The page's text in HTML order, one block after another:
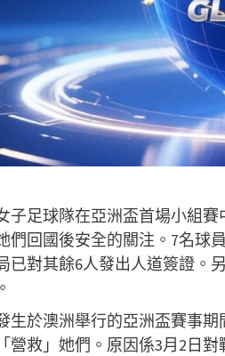
子足球隊在亞洲盃首場小組
們回國後安全的關注。7名球
已對其餘6人發出人道簽證。
生於澳洲舉行的亞洲盃賽事
營救」她們。原因係3月2日